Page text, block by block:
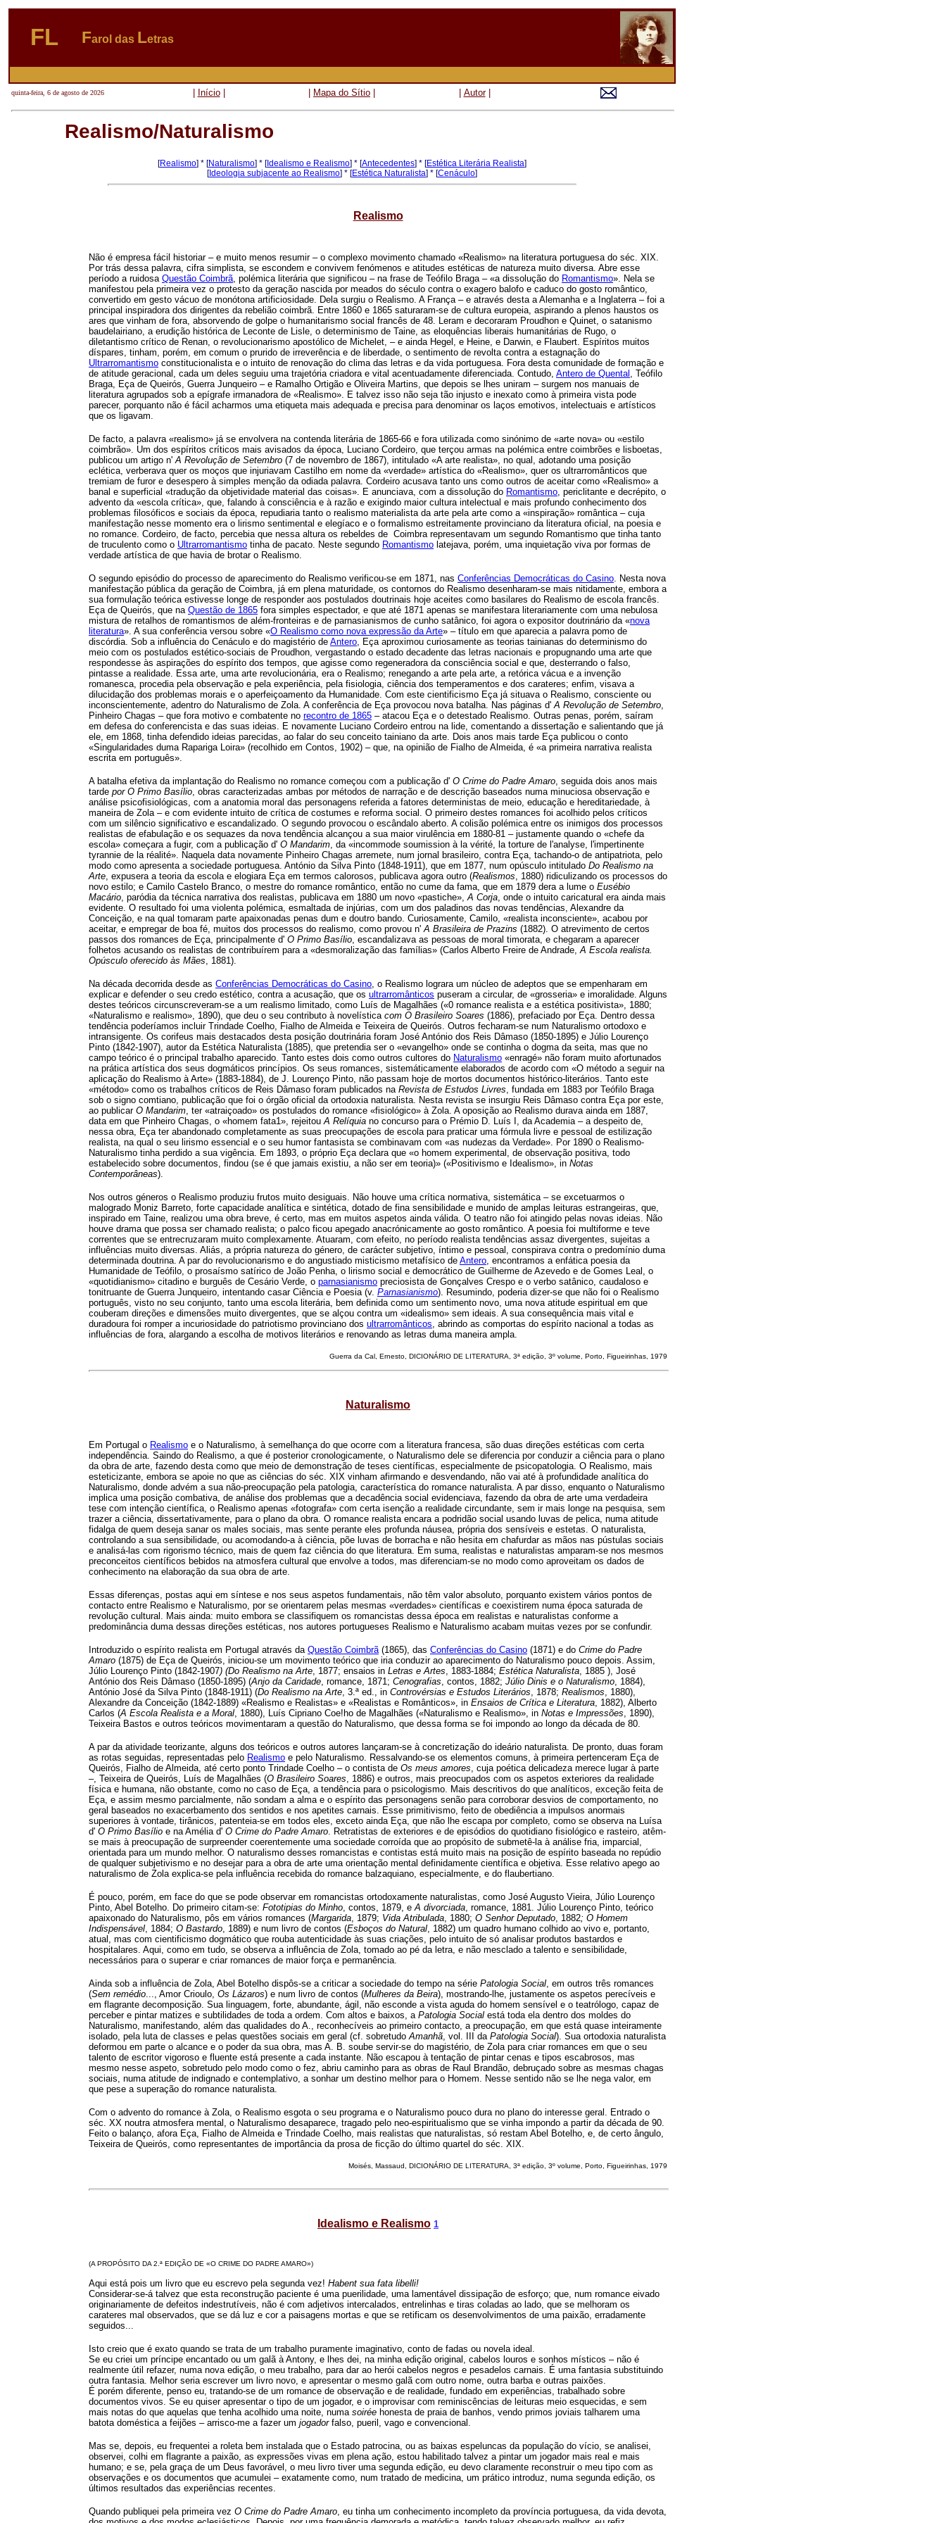
FL Farol das Letras
quinta-feira, 6 de agosto de 2026 Início| Mapa do Sítio Autor|
Realismo/Naturalismo
[Realismo] * [Naturalismo] * [Idealismo e Realismo] * [Antecedentes] * [Estética Literária Realista]
[Ideologia subjacente ao Realismo] * [Estética Naturalista] * [Cenáculo]
Realismo
Não é empresa fácil historiar – e muito menos resumir – o complexo movimento chamado «Realismo» na literatura portuguesa do séc. XIX.
Por trás dessa palavra, cifra simplista, se escondem e convivem fenómenos e atitudes estéticas de natureza muito diversa. Abre esse
período a ruidosa Questão Coimbrã, polémica literária que significou – na frase de Teófilo Braga – «a dissolução do Romantismo». Nela se
manifestou pela primeira vez o protesto da geração nascida por meados do século contra o exagero balofo e caduco do gosto romântico,
convertido em gesto vácuo de monótona artificiosidade. Dela surgiu o Realismo. A França – e através desta a Alemanha e a Inglaterra – foi a
principal inspiradora dos dirigentes da rebelião coimbrã. Entre 1860 e 1865 saturaram-se de cultura europeia, aspirando a plenos haustos os
ares que vinham de fora, absorvendo de golpe o humanitarismo social francês de 48. Leram e decoraram Proudhon e Quinet, o satanismo
baudelairiano, a erudição histórica de Leconte de Lisle, o determinismo de Taine, as eloquências liberais humanitárias de Rugo, o
diletantismo crítico de Renan, o revolucionarismo apostólico de Michelet, – e ainda Hegel, e Heine, e Darwin, e Flaubert. Espíritos muitos
díspares, tinham, porém, em comum o prurido de irreverência e de liberdade, o sentimento de revolta contra a estagnação do
Ultrarromantismo constitucionalista e o intuito de renovação do clima das letras e da vida portuguesa. Fora desta comunidade de formação e
de atitude geracional, cada um deles seguiu uma trajetória criadora e vital acentuadamente diferenciada. Contudo, Antero de Quental , Teófilo
Braga, Eça de Queirós, Guerra Junqueiro – e Ramalho Ortigão e Oliveira Martins, que depois se lhes uniram – surgem nos manuais de
literatura agrupados sob a epígrafe irmanadora de «Realismo». E talvez isso não seja tão injusto e inexato como à primeira vista pode
parecer, porquanto não é fácil acharmos uma etiqueta mais adequada e precisa para denominar os laços emotivos, intelectuais e artísticos
que os ligavam.
De facto, a palavra «realismo» já se envolvera na contenda literária de 1865-66 e fora utilizada como sinónimo de «arte nova» ou «estilo
coimbrão». Um dos espíritos críticos mais avisados da época, Luciano Cordeiro, que terçou armas na polémica entre coimbrões e lisboetas,
publicou um artigo n' A Revolução de Setembro (7 de novembro de 1867), intitulado «A arte realista», no qual, adotando uma posição
eclética, verberava quer os moços que injuriavam Castilho em nome da «verdade» artística do «Realismo», quer os ultrarromânticos que
tremiam de furor e desespero à simples menção da odiada palavra. Cordeiro acusava tanto uns como outros de aceitar como «Realismo» a
banal e superficial «tradução da objetividade material das coisas». E anunciava, com a dissolução do Romantismo, periclitante e decrépito, o
advento da «escola crítica», que, falando à consciência e à razão e exigindo maior cultura intelectual e mais profundo conhecimento dos
problemas filosóficos e sociais da época, repudiaria tanto o realismo materialista da arte pela arte como a «inspiração» romântica – cuja
manifestação nesse momento era o lirismo sentimental e elegíaco e o formalismo estreitamente provinciano da literatura oficial, na poesia e
no romance. Cordeiro, de facto, percebia que nessa altura os rebeldes de Coimbra representavam um segundo Romantismo que tinha tanto
de truculento como o Ultrarromantismo tinha de pacato. Neste segundo Romantismo latejava, porém, uma inquietação viva por formas de
verdade artística de que havia de brotar o Realismo.
O segundo episódio do processo de aparecimento do Realismo verificou-se em 1871, nas Conferências Democráticas do Casino. Nesta nova
manifestação pública da geração de Coimbra, já em plena maturidade, os contornos do Realismo desenharam-se mais nitidamente, embora a
sua formulação teórica estivesse longe de responder aos postulados doutrinais hoje aceites como basilares do Realismo de escola francês.
Eça de Queirós, que na Questão de 1865 fora simples espectador, e que até 1871 apenas se manifestara literariamente com uma nebulosa
mistura de retalhos de romantismos de além-fronteiras e de parnasianismos de cunho satânico, foi agora o expositor doutrinário da «nova
literatura». A sua conferência versou sobre «O Realismo como nova expressão da Arte» – título em que aparecia a palavra pomo de
discórdia. Sob a influência do Cenáculo e do magistério de Antero, Eça aproximou curiosamente as teorias tainianas do determinismo do
meio com os postulados estético-sociais de Proudhon, vergastando o estado decadente das letras nacionais e propugnando uma arte que
respondesse às aspirações do espírito dos tempos, que agisse como regeneradora da consciência social e que, desterrando o falso,
pintasse a realidade. Essa arte, uma arte revolucionária, era o Realismo; renegando a arte pela arte, a retórica vácua e a invenção
romanesca, procedia pela observação e pela experiência, pela fisiologia, ciência dos temperamentos e dos carateres; enfim, visava a
dilucidação dos problemas morais e o aperfeiçoamento da Humanidade. Com este cientificismo Eça já situava o Realismo, consciente ou
inconscientemente, adentro do Naturalismo de Zola. A conferência de Eça provocou nova batalha. Nas páginas d' A Revolução de Setembro,
Pinheiro Chagas – que fora motivo e combatente no recontro de 1865 – atacou Eça e o detestado Realismo. Outras penas, porém, saíram
em defesa do conferencista e das suas ideias. E novamente Luciano Cordeiro entrou na lide, comentando a dissertação e salientando que já
ele, em 1868, tinha defendido ideias parecidas, ao falar do seu conceito tainiano da arte. Dois anos mais tarde Eça publicou o conto
«Singularidades duma Rapariga Loira» (recolhido em Contos, 1902) – que, na opinião de Fialho de Almeida, é «a primeira narrativa realista
escrita em português».
A batalha efetiva da implantação do Realismo no romance começou com a publicação d' O Crime do Padre Amaro, seguida dois anos mais
tarde por O Primo Basílio, obras caracterizadas ambas por métodos de narração e de descrição baseados numa minuciosa observação e
análise psicofisiológicas, com a anatomia moral das personagens referida a fatores deterministas de meio, educação e hereditariedade, à
maneira de Zola – e com evidente intuito de crítica de costumes e reforma social. O primeiro destes romances foi acolhido pelos críticos
com um silêncio significativo e escandalizado. O segundo provocou o escândalo aberto. A colisão polémica entre os inimigos dos processos
realistas de efabulação e os sequazes da nova tendência alcançou a sua maior virulência em 1880-81 – justamente quando o «chefe da
escola» começara a fugir, com a publicação d' O Mandarim, da «incommode soumission à la vérité, la torture de l'analyse, l'impertinente
tyrannie de la réalité». Naquela data novamente Pinheiro Chagas arremete, num jornal brasileiro, contra Eça, tachando-o de antipatriota, pelo
modo como apresenta a sociedade portuguesa. António da Silva Pinto (1848-1911), que em 1877, num opúsculo intitulado Do Realismo na
Arte, expusera a teoria da escola e elogiara Eça em termos calorosos, publicava agora outro (Realismos, 1880) ridiculizando os processos do
novo estilo; e Camilo Castelo Branco, o mestre do romance romântico, então no cume da fama, que em 1879 dera a lume o Eusébio
Macário, paródia da técnica narrativa dos realistas, publicava em 1880 um novo «pastiche»,A Corja, onde o intuito caricatural era ainda mais
evidente. O resultado foi uma violenta polémica, esmaltada de injúrias, com um dos paladinos das novas tendências, Alexandre da
Conceição, e na qual tomaram parte apaixonadas penas dum e doutro bando. Curiosamente, Camilo, «realista inconsciente», acabou por
aceitar, e empregar de boa fé, muitos dos processos do realismo, como provou n'A Brasileira de Prazins (1882). O atrevimento de certos
passos dos romances de Eça, principalmente d' O Primo Basílio, escandalizava as pessoas de moral timorata, e chegaram a aparecer
folhetos acusando os realistas de contribuírem para a «desmoralização das famílias» (Carlos Alberto Freire de Andrade,A Escola realista.
Opúsculo oferecido às Mães, 1881).
Na década decorrida desde as Conferências Democráticas do Casino, o Realismo lograra um núcleo de adeptos que se empenharam em
explicar e defender o seu credo estético, contra a acusação, que os ultrarromânticos puseram a circular, de «grosseria» e imoralidade. Alguns
destes teóricos circunscreveram-se a um realismo limitado, como Luís de Magalhães («0 romance realista e a estética positivista», 1880;
«Naturalismo e realismo», 1890), que deu o seu contributo à novelística com O Brasileiro Soares (1886), prefaciado por Eça. Dentro dessa
tendência poderíamos incluir Trindade Coelho, Fialho de Almeida e Teixeira de Queirós. Outros fecharam-se num Naturalismo ortodoxo e
intransigente. Os corifeus mais destacados desta posição doutrinária foram José António dos Reis Dâmaso (1850-1895) e Júlio Lourenço
Pinto (1842-1907), autor da Estética Naturalista (1885), que pretendia ser o «evangelho» onde se continha o dogma da seita, mas que no
campo teórico é o principal trabalho aparecido. Tanto estes dois como outros cultores do Naturalismo «enragé» não foram muito afortunados
na prática artística dos seus dogmáticos princípios. Os seus romances, sistemáticamente elaborados de acordo com «O método a seguir na
aplicação do Realismo à Arte» (1883-1884), de J. Lourenço Pinto, não passam hoje de mortos documentos histórico-literários. Tanto este
«método» como os trabalhos críticos de Reis Dâmaso foram publicados na Revista de Estudos Livres, fundada em 1883 por Teófilo Braga
sob o signo comtiano, publicação que foi o órgão oficial da ortodoxia naturalista. Nesta revista se insurgiu Reis Dâmaso contra Eça por este,
ao publicar O Mandarim, ter «atraiçoado» os postulados do romance «fisiológico» à Zola. A oposição ao Realismo durava ainda em 1887,
data em que Pinheiro Chagas, o «homem fata1», rejeitouA Relíquia no concurso para o Prémio D. Luís I, da Academia – a despeito de,
nessa obra, Eça ter abandonado completamente as suas preocupações de escola para praticar uma fórmula livre e pessoal de estilização
realista, na qual o seu lirismo essencial e o seu humor fantasista se combinavam com «as nudezas da Verdade». Por 1890 o Realismo-
Naturalismo tinha perdido a sua vigência. Em 1893, o próprio Eça declara que «o homem experimental, de observação positiva, todo
estabelecido sobre documentos, findou (se é que jamais existiu, a não ser em teoria)» («Positivismo e Idealismo», in Notas
Contemporâneas).
Nos outros géneros o Realismo produziu frutos muito desiguais. Não houve uma crítica normativa, sistemática – se excetuarmos o
malogrado Moniz Barreto, forte capacidade analítica e sintética, dotado de fina sensibilidade e munido de amplas leituras estrangeiras, que,
inspirado em Taine, realizou uma obra breve, é certo, mas em muitos aspetos ainda válida. O teatro não foi atingido pelas novas ideias. Não
houve drama que possa ser chamado realista; o palco ficou apegado anacrónicamente ao gosto romântico. A poesia foi multiforme e teve
correntes que se entrecruzaram muito complexamente. Atuaram, com efeito, no período realista tendências assaz divergentes, sujeitas a
influências muito diversas. Aliás, a própria natureza do género, de carácter subjetivo, íntimo e pessoal, conspirava contra o predomínio duma
determinada doutrina. A par do revolucionarismo e do angustiado misticismo metafísico de Antero, encontramos a enfática poesia da
Humanidade de Teófilo, o prosaísmo satírico de João Penha, o lirismo social e democrático de Guilherme de Azevedo e de Gomes Leal, o
«quotidianismo» citadino e burguês de Cesário Verde, o parnasianismo preciosista de Gonçalves Crespo e o verbo satânico, caudaloso e
tonitruante de Guerra Junqueiro, intentando casar Ciência e Poesia (v. Parnasianismo). Resumindo, poderia dizer-se que não foi o Realismo
português, visto no seu conjunto, tanto uma escola literária, bem definida como um sentimento novo, uma nova atitude espiritual em que
couberam direções e dimensões muito divergentes, que se alçou contra um «idealismo» sem ideais. A sua consequência mais vital e
duradoura foi romper a incuriosidade do patriotismo provinciano dos ultrarromânticos, abrindo as comportas do espírito nacional a todas as
influências de fora, alargando a escolha de motivos literários e renovando as letras duma maneira ampla.
Guerra da Cal , Ernesto, DICIONÁRIO DE LITERATURA, 3ª edição, 3º volume, Porto, Figueirinhas, 1979
Naturalismo
Em Portugal o Realismo e o Naturalismo, à semelhança do que ocorre com a literatura francesa, são duas direções estéticas com certa
independência. Saindo do Realismo, a que é posterior cronologicamente, o Naturalismo dele se diferencia por conduzir a ciência para o plano
da obra de arte, fazendo desta como que meio de demonstração de teses científicas, especialmente de psicopatologia. O Realismo, mais
esteticizante, embora se apoie no que as ciências do séc. XIX vinham afirmando e desvendando, não vai até à profundidade analítica do
Naturalismo, donde advém a sua não-preocupação pela patologia, característica do romance naturalista. A par disso, enquanto o Naturalismo
implica uma posição combativa, de análise dos problemas que a decadência social evidenciava, fazendo da obra de arte uma verdadeira
tese com intenção científica, o Realismo apenas «fotografa» com certa isenção a realidade circundante, sem ir mais longe na pesquisa, sem
trazer a ciência, dissertativamente, para o plano da obra. O romance realista encara a podridão social usando luvas de pelica, numa atitude
fidalga de quem deseja sanar os males sociais, mas sente perante eles profunda náusea, própria dos sensíveis e estetas. O naturalista,
controlando a sua sensibilidade, ou acomodando-a à ciência, põe luvas de borracha e não hesita em chafurdar as mãos nas pústulas sociais
e analisá-las com rigorismo técnico, mais de quem faz ciência do que literatura. Em suma, realistas e naturalistas amparam-se nos mesmos
preconceitos científicos bebidos na atmosfera cultural que envolve a todos, mas diferenciam-se no modo como aproveitam os dados de
conhecimento na elaboração da sua obra de arte.
Essas diferenças, postas aqui em síntese e nos seus aspetos fundamentais, não têm valor absoluto, porquanto existem vários pontos de
contacto entre Realismo e Naturalismo, por se orientarem pelas mesmas «verdades» científicas e coexistirem numa época saturada de
revolução cultural. Mais ainda: muito embora se classifiquem os romancistas dessa época em realistas e naturalistas conforme a
predominância duma dessas direções estéticas, nos autores portugueses Realismo e Naturalismo acabam muitas vezes por se confundir.
Introduzido o espírito realista em Portugal através da Questão Coimbrã(1865), das Conferências do Casino (1871) e do Crime do Padre
Amaro (1875) de Eça de Queirós, iniciou-se um movimento teórico que iria conduzir ao aparecimento do Naturalismo pouco depois. Assim,
Júlio Lourenço Pinto (1842-1907) (Do Realismo na Arte, 1877; ensaios in Letras e Artes, 1883-1884; Estética Naturalista, 1885 ), José
António dos Reis Dâmaso (1850-1895) (Anjo da Caridade, romance, 1871; Cenografias, contos, 1882; Júlio Dinis e o Naturalismo, 1884),
António José da Silva Pinto (1848-1911) (Do Realismo na Arte, 3.ª ed., in Controvérsias e Estudos Literários, 1878; Realismos, 1880),
Alexandre da Conceição (1842-1889) «Realismo e Realistas» e «Realistas e Românticos», in Ensaios de Crítica e Literatura, 1882), Alberto
Carlos (A Escola Realista e a Moral, 1880), Luís Cipriano Coe!ho de Magalhães («Naturalismo e Realismo», in Notas e Impressões, 1890),
Teixeira Bastos e outros teóricos movimentaram a questão do Naturalismo, que dessa forma se foi impondo ao longo da década de 80.
A par da atividade teorizante, alguns dos teóricos e outros autores lançaram-se à concretização do ideário naturalista. De pronto, duas foram
as rotas seguidas, representadas pelo Realismo e pelo Naturalismo. Ressalvando-se os elementos comuns, à primeira pertenceram Eça de
Queirós, Fialho de Almeida, até certo ponto Trindade Coelho – o contista de Os meus amores, cuja poética delicadeza merece lugar à parte
–, Teixeira de Queirós, Luís de Magalhães (O Brasileiro Soares, 1886) e outros, mais preocupados com os aspetos exteriores da realidade
física e humana, não obstante, como no caso de Eça, a tendência para o psicologismo. Mais descritivos do que analíticos, exceção feita de
Eça, e assim mesmo parcialmente, não sondam a alma e o espírito das personagens senão para corroborar desvios de comportamento, no
geral baseados no exacerbamento dos sentidos e nos apetites carnais. Esse primitivismo, feito de obediência a impulsos anormais
superiores à vontade, tirânicos, patenteia-se em todos eles, exceto ainda Eça, que não lhe escapa por completo, como se observa na Luísa
d' O Primo Basílio e na Amélia d' O Crime do Padre Amaro. Retratistas de exteriores e de episódios do quotidiano fisiológico e rasteiro, atêm-
se mais à preocupação de surpreender coerentemente uma sociedade corroída que ao propósito de submetê-la à análise fria, imparcial,
orientada para um mundo melhor. O naturalismo desses romancistas e contistas está muito mais na posição de espírito baseada no repúdio
de qualquer subjetivismo e no desejar para a obra de arte uma orientação mental definidamente científica e objetiva. Esse relativo apego ao
naturalismo de Zola explica-se pela influência recebida do romance balzaquiano, especialmente, e do flaubertiano.
É pouco, porém, em face do que se pode observar em romancistas ortodoxamente naturalistas, como José Augusto Vieira, Júlio Lourenço
Pinto, Abel Botelho. Do primeiro citam-se: Fototipias do Minho, contos, 1879, eA divorciada, romance, 1881. Júlio Lourenço Pinto, teórico
apaixonado do Naturalismo, pôs em vários romances (Margarida, 1879; Vida Atribulada, 1880; O Senhor Deputado, 1882; O Homem
Indispensável, 1884; O Bastardo, 1889) e num livro de contos (Esboços do Natural, 1882) um quadro humano colhido ao vivo e, portanto,
atual, mas com cientificismo dogmático que rouba autenticidade às suas criações, pelo intuito de só analisar produtos bastardos e
hospitalares. Aqui, como em tudo, se observa a influência de Zola, tomado ao pé da letra, e não mesclado a talento e sensibilidade,
necessários para o superar e criar romances de maior força e permanência.
Ainda sob a influência de Zola, Abel Botelho dispôs-se a criticar a sociedade do tempo na série Patologia Social, em outros três romances
(Sem remédio..., Amor Crioulo, Os Lázaros) e num livro de contos (Mulheres da Beira), mostrando-lhe, justamente os aspetos perecíveis e
em flagrante decomposição. Sua linguagem, forte, abundante, ágil, não esconde a vista aguda do homem sensível e o teatrólogo, capaz de
perceber e pintar matizes e subtilidades de toda a ordem. Com altos e baixos, a Patologia Social está toda ela dentro dos moldes do
Naturalismo, manifestando, além das qualidades do A., reconhecíveis ao primeiro contacto, a preocupação, em que está quase inteiramente
isolado, pela luta de classes e pelas questões sociais em geral (cf. sobretudoAmanhã, vol. III da Patologia Social). Sua ortodoxia naturalista
deformou em parte o alcance e o poder da sua obra, mas A. B. soube servir-se do magistério, de Zola para criar romances em que o seu
talento de escritor vigoroso e fluente está presente a cada instante. Não escapou à tentação de pintar cenas e tipos escabrosos, mas
mesmo nesse aspeto, sobretudo pelo modo como o fez, abriu caminho para as obras de Raul Brandão, debruçado sobre as mesmas chagas
sociais, numa atitude de indignado e contemplativo, a sonhar um destino melhor para o Homem. Nesse sentido não se lhe nega valor, em
que pese a superação do romance naturalista.
Com o advento do romance à Zola, o Realismo esgota o seu programa e o Naturalismo pouco dura no plano do interesse geral. Entrado o
séc. XX noutra atmosfera mental, o Naturalismo desaparece, tragado pelo neo-espiritualismo que se vinha impondo a partir da década de 90.
Feito o balanço, afora Eça, Fialho de Almeida e Trindade Coelho, mais realistas que naturalistas, só restam Abel Botelho, e, de certo ângulo,
Teixeira de Queirós, como representantes de importância da prosa de ficção do último quartel do séc. XIX.
Moisés , Massaud, DICIONÁRIO DE LITERATURA, 3ª edição, 3º volume, Porto, Figueirinhas, 1979
Idealismo e Realismo 1
(A PROPÓSITO DA 2.ª EDIÇÃO DE «O CRIME DO PADRE AMARO»)
Aqui está pois um livro que eu escrevo pela segunda vez! Habent sua fata libelli!
Considerar-se-á talvez que esta reconstrução paciente é uma puerilidade, uma lamentável dissipação de esforço; que, num romance eivado
originariamente de defeitos indestrutíveis, não é com adjetivos intercalados, entrelinhas e tiras coladas ao lado, que se melhoram os
carateres mal observados, que se dá luz e cor a paisagens mortas e que se retificam os desenvolvimentos de uma paixão, erradamente
seguidos...
Isto creio que é exato quando se trata de um trabalho puramente imaginativo, conto de fadas ou novela ideal.
Se eu criei um príncipe encantado ou um galã à Antony, e lhes dei, na minha edição original, cabelos louros e sonhos místicos – não é
realmente útil refazer, numa nova edição, o meu trabalho, para dar ao herói cabelos negros e pesadelos carnais. É uma fantasia substituindo
outra fantasia. Melhor seria escrever um livro novo, e apresentar o mesmo galã com outro nome, outra barba e outras paixões.
É porém diferente, penso eu, tratando-se de um romance de observação e de realidade, fundado em experiências, trabalhado sobre
documentos vivos. Se eu quiser apresentar o tipo de um jogador, e o improvisar com reminiscências de leituras meio esquecidas, e sem
mais notas do que aquelas que tenha acolhido uma noite, numa soirée honesta de praia de banhos, vendo primos joviais talharem uma
batota doméstica a feijões – arrisco-me a fazer um jogadorfalso, pueril, vago e convencional.
Mas se, depois, eu frequentei a roleta bem instalada que o Estado patrocina, ou as baixas espeluncas da população do vício, se analisei,
observei, colhi em flagrante a paixão, as expressões vivas em plena ação, estou habilitado talvez a pintar um jogador mais real e mais
humano; e se, pela graça de um Deus favorável, o meu livro tiver uma segunda edição, eu devo claramente reconstruir o meu tipo com as
observações e os documentos que acumulei – exatamente como, num tratado de medicina, um prático introduz, numa segunda edição, os
últimos resultados das experiências recentes.
Quando publiquei pela primeira vez O Crime do Padre Amaro, eu tinha um conhecimento incompleto da província portuguesa, da vida devota,